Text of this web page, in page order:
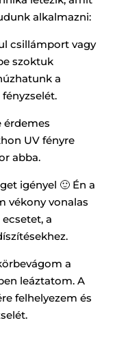
alkalmazni:
csillámport vagy
szoktuk
a
érdemes
UV fényre
abba.
igényel 🙂 Én a
vékony vonalas
a
a
leáztatom. A
felhelyezem és